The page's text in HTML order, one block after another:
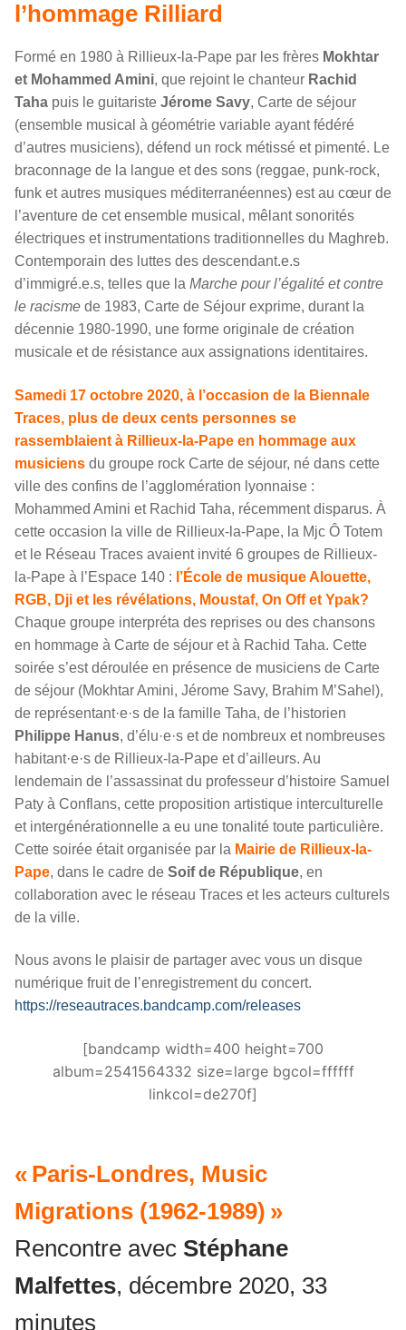
l’hommage Rilliard
Formé en 1980 à Rillieux-la-Pape par les frères Mokhtar
et Mohammed Amini, que rejoint le chanteur Rachid
Taha puis le guitariste Jérome Savy, Carte de séjour
(ensemble musical à géométrie variable ayant fédéré
d’autres musiciens), défend un rock métissé et pimenté. Le
braconnage de la langue et des sons (reggae, punk-rock,
funk et autres musiques méditerranéennes) est au cœur de
l’aventure de cet ensemble musical, mêlant sonorités
électriques et instrumentations traditionnelles du Maghreb.
Contemporain des luttes des descendant.e.s
d’immigré.e.s, telles que la Marche pour l’égalité et contre
le racisme de 1983, Carte de Séjour exprime, durant la
décennie 1980-1990, une forme originale de création
musicale et de résistance aux assignations identitaires.
Samedi 17 octobre 2020, à l’occasion de la Biennale
Traces, plus de deux cents personnes se
rassemblaient à Rillieux-la-Pape en hommage aux
musiciens du groupe rock Carte de séjour, né dans cette
ville des confins de l’agglomération lyonnaise :
Mohammed Amini et Rachid Taha, récemment disparus. À
cette occasion la ville de Rillieux-la-Pape, la Mjc Ô Totem
et le Réseau Traces avaient invité 6 groupes de Rillieux-
la-Pape à l’Espace 140 : l’École de musique Alouette,
RGB, Dji et les révélations, Moustaf, On Off et Ypak?
Chaque groupe interpréta des reprises ou des chansons
en hommage à Carte de séjour et à Rachid Taha. Cette
soirée s’est déroulée en présence de musiciens de Carte
de séjour (Mokhtar Amini, Jérome Savy, Brahim M’Sahel),
de représentant·e·s de la famille Taha, de l’historien
Philippe Hanus, d’élu·e·s et de nombreux et nombreuses
habitant·e·s de Rillieux-la-Pape et d’ailleurs. Au
lendemain de l’assassinat du professeur d’histoire Samuel
Paty à Conflans, cette proposition artistique interculturelle
et intergénérationnelle a eu une tonalité toute particulière.
Cette soirée était organisée par la Mairie de Rillieux-la-
Pape, dans le cadre de Soif de République, en
collaboration avec le réseau Traces et les acteurs culturels
de la ville.
Nous avons le plaisir de partager avec vous un disque
numérique fruit de l’enregistrement du concert.
https://reseautraces.bandcamp.com/releases
[bandcamp width=400 height=700
album=2541564332 size=large bgcol=ffffff
linkcol=de270f]
« Paris-Londres, Music
Migrations (1962-1989) »
Rencontre avec Stéphane
Malfettes, décembre 2020, 33
minutes